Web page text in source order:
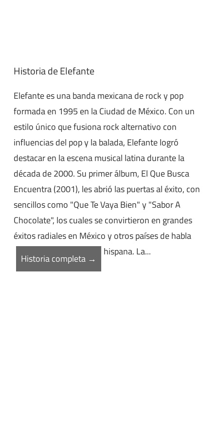
Historia de Elefante
Elefante es una banda mexicana de rock y pop
formada en 1995 en la Ciudad de México. Con un
estilo único que fusiona rock alternativo con
influencias del pop y la balada, Elefante logró
destacar en la escena musical latina durante la
década de 2000. Su primer álbum, El Que Busca
Encuentra (2001), les abrió las puertas al éxito, con
sencillos como "Que Te Vaya Bien" y "Sabor A
Chocolate", los cuales se convirtieron en grandes
éxitos radiales en México y otros países de habla
hispana. La...
Historia completa →